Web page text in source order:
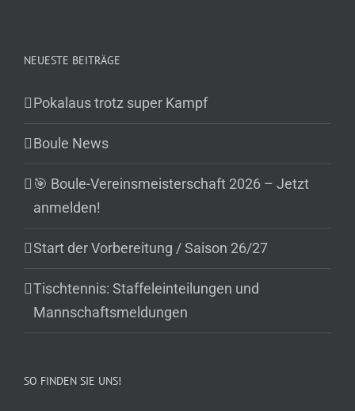
NEUESTE BEITRÄGE
Pokalaus trotz super Kampf
Boule News
🎯 Boule-Vereinsmeisterschaft 2026 – Jetzt
anmelden!
Start der Vorbereitung / Saison 26/27
Tischtennis: Staffeleinteilungen und
Mannschaftsmeldungen
SO FINDEN SIE UNS!